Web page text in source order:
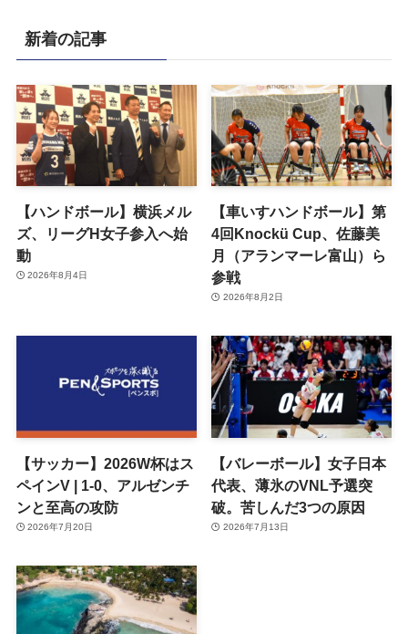
新着の記事
【ハンドボール】横浜メル
ズ、リーグH女子参入へ始
動
2026年8月4日
【車いすハンドボール】第
4回Knockü Cup、佐藤美
月（アランマーレ富山）ら
参戦
2026年8月2日
【サッカー】2026W杯はス
ペインV | 1-0、アルゼンチ
ンと至高の攻防
2026年7月20日
【バレーボール】女子日本
代表、薄氷のVNL予選突
破。苦しんだ3つの原因
2026年7月13日